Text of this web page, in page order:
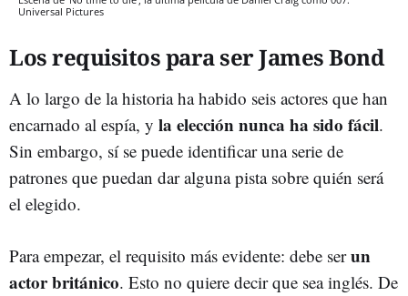
Universal Pictures
Los requisitos para ser James Bond
A lo largo de la historia ha habido seis actores que han
encarnado al espía, y la elección nunca ha sido fácil.
Sin embargo, sí se puede identificar una serie de
patrones que puedan dar alguna pista sobre quién será
el elegido.
Para empezar, el requisito más evidente: debe serun
actor británico. Esto no quiere decir que sea inglés. De